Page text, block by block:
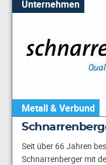
Unternehmen
Metall & Verbund
Seit über 66 Jahren
Schnarrenberger mit